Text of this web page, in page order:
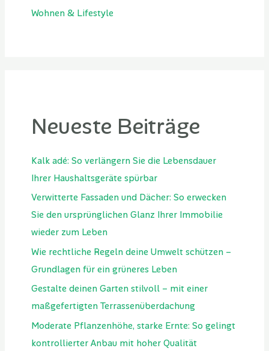
Wohnen & Lifestyle
Neueste Beiträge
Kalk adé: So verlängern Sie die Lebensdauer
Ihrer Haushaltsgeräte spürbar
Verwitterte Fassaden und Dächer: So erwecken
Sie den ursprünglichen Glanz Ihrer Immobilie
wieder zum Leben
Wie rechtliche Regeln deine Umwelt schützen –
Grundlagen für ein grüneres Leben
Gestalte deinen Garten stilvoll – mit einer
maßgefertigten Terrassenüberdachung
Moderate Pflanzenhöhe, starke Ernte: So gelingt
kontrollierter Anbau mit hoher Qualität